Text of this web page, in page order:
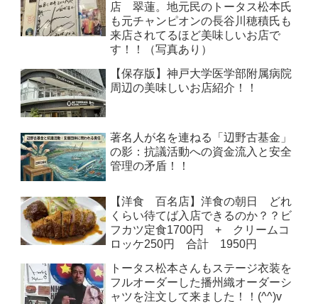
店 翠蓮。地元民のトータス松本氏
も元チャンピオンの長谷川穂積氏も
来店されてるほど美味しいお店で
す！！（写真あり）
【保存版】神戸大学医学部附属病院
周辺の美味しいお店紹介！！
著名人が名を連ねる「辺野古基金」
の影：抗議活動への資金流入と安全
管理の矛盾！！
【洋食 百名店】洋食の朝日 どれ
くらい待てば入店できるのか？？ビ
フカツ定食1700円 + クリームコ
ロッケ250円 合計 1950円
トータス松本さんもステージ衣装を
フルオーダーした播州織オーダーシ
ャツを注文して来ました！！(^^)v